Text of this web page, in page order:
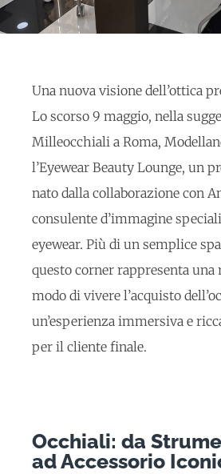
Una nuova visione dell’ottica
Lo scorso 9 maggio, nella
Milleocchiali a Roma,
l’Eyewear Beauty Lounge, un
nato dalla collaborazione con
consulente d’immagine
eyewear. Più di un semplice
questo corner rappresenta
modo di vivere l’acquisto
un’esperienza immersiva e
per il cliente finale.
Occhiali: da
ad Accessorio